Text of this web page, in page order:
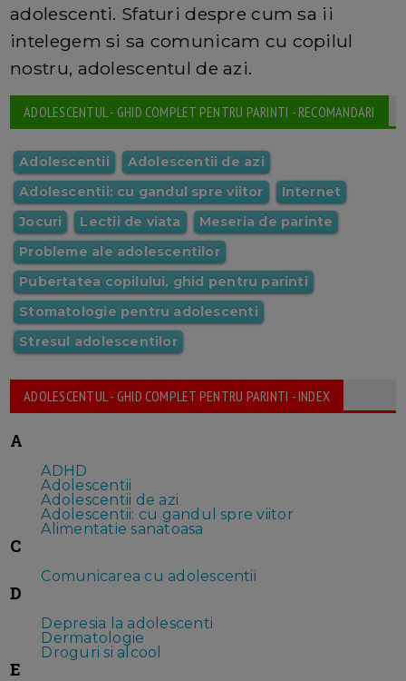
adolescenti. Sfaturi despre cum sa ii
intelegem si sa comunicam cu copilul
nostru, adolescentul de azi.
ADOLESCENTUL - GHID COMPLET PENTRU PARINTI - RECOMANDARI
Adolescentii
Adolescentii de azi
Adolescentii: cu gandul spre viitor
Internet
Jocuri
Lectii de viata
Meseria de parinte
Probleme ale adolescentilor
Pubertatea copilului, ghid pentru parinti
Stomatologie pentru adolescenti
Stresul adolescentilor
ADOLESCENTUL - GHID COMPLET PENTRU PARINTI - INDEX
A
ADHD
Adolescentii
Adolescentii de azi
Adolescentii: cu gandul spre viitor
Alimentatie sanatoasa
C
Comunicarea cu adolescentii
D
Depresia la adolescenti
Dermatologie
Droguri si alcool
E